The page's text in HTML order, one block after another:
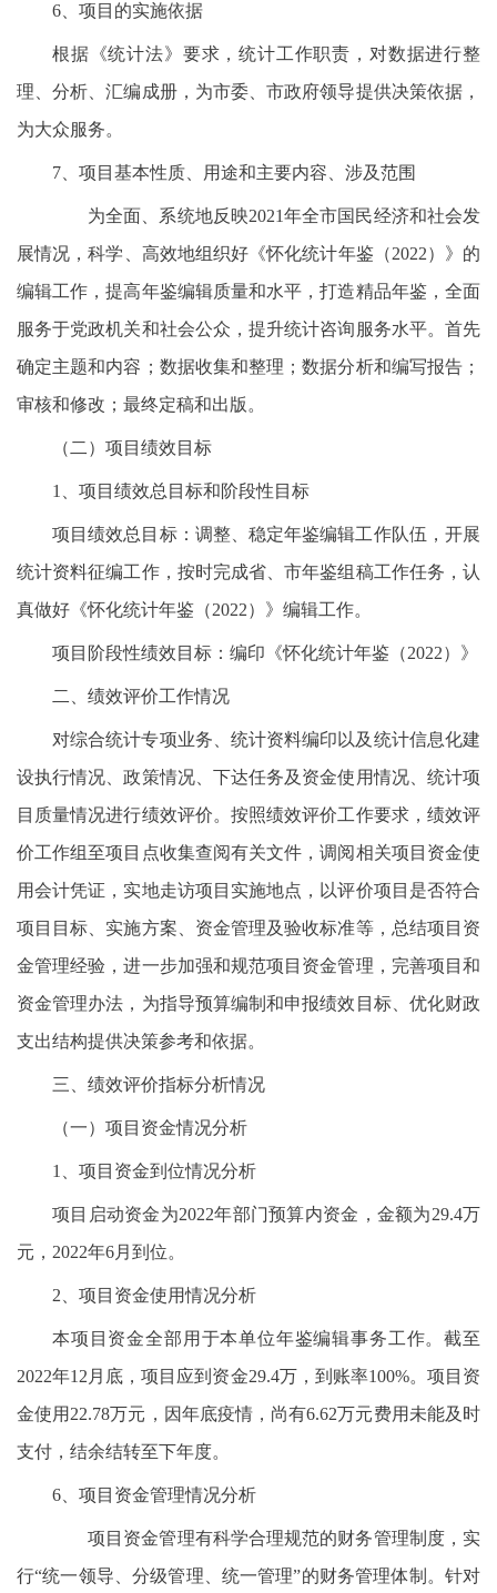
6、项目的实施依据
根据《统计法》要求，统计工作职责，对数据进行整
理、分析、汇编成册，为市委、市政府领导提供决策依据，
为大众服务。
7、项目基本性质、用途和主要内容、涉及范围
为全面、系统地反映2021年全市国民经济和社会发
展情况，科学、高效地组织好《怀化统计年鉴（2022）》的
编辑工作，提高年鉴编辑质量和水平，打造精品年鉴，全面
服务于党政机关和社会公众，提升统计咨询服务水平。首先
确定主题和内容；数据收集和整理；数据分析和编写报告；
审核和修改；最终定稿和出版。
（二）项目绩效目标
1、项目绩效总目标和阶段性目标
项目绩效总目标：调整、稳定年鉴编辑工作队伍，开展
统计资料征编工作，按时完成省、市年鉴组稿工作任务，认
真做好《怀化统计年鉴（2022）》编辑工作。
项目阶段性绩效目标：编印《怀化统计年鉴（2022）》
二、绩效评价工作情况
对综合统计专项业务、统计资料编印以及统计信息化建
设执行情况、政策情况、下达任务及资金使用情况、统计项
目质量情况进行绩效评价。按照绩效评价工作要求，绩效评
价工作组至项目点收集查阅有关文件，调阅相关项目资金使
用会计凭证，实地走访项目实施地点，以评价项目是否符合
项目目标、实施方案、资金管理及验收标准等，总结项目资
金管理经验，进一步加强和规范项目资金管理，完善项目和
资金管理办法，为指导预算编制和申报绩效目标、优化财政
支出结构提供决策参考和依据。
三、绩效评价指标分析情况
（一）项目资金情况分析
1、项目资金到位情况分析
项目启动资金为2022年部门预算内资金，金额为29.4万
元，2022年6月到位。
2、项目资金使用情况分析
本项目资金全部用于本单位年鉴编辑事务工作。截至
2022年12月底，项目应到资金29.4万，到账率100%。项目资
金使用22.78万元，因年底疫情，尚有6.62万元费用未能及时
支付，结余结转至下年度。
6、项目资金管理情况分析
项目资金管理有科学合理规范的财务管理制度，实
行“统一领导、分级管理、统一管理”的财务管理体制。针对